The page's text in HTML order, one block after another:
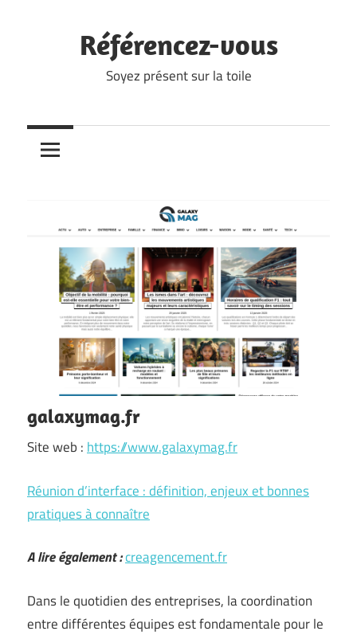
Référencez-vous
Soyez présent sur la toile
galaxymag.fr
Site web : https://www.galaxymag.fr
Réunion d’interface : définition, enjeux et bonnes
pratiques à connaître
A lire également :creagencement.fr
Dans le quotidien des entreprises, la coordination
entre différentes équipes est fondamentale pour le